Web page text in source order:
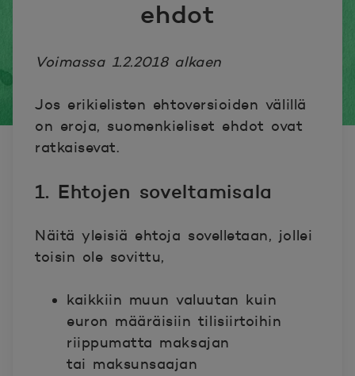
ehdot
Voimassa 1.2.2018 alkaen
Jos erikielisten ehtoversioiden välillä
on eroja, suomenkieliset ehdot ovat
ratkaisevat.
1. Ehtojen soveltamisala
Näitä yleisiä ehtoja sovelletaan, jollei
toisin ole sovittu,
kaikkiin muun valuutan kuin
euron määräisiin tilisiirtoihin
riippumatta maksajan
tai maksunsaajan